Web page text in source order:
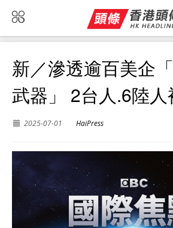
新／滲透逾百美企
武器」 2台人.6陸
2025-07-01 HaiPress